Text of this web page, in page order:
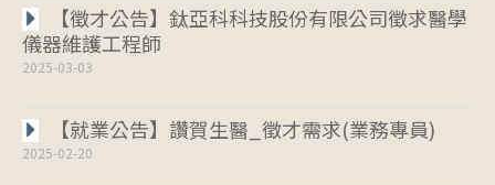
【徵才公告】鈦亞科科技股份有限公司徵求醫學
儀器維護工程師
2025-03-03
【就業公告】讚賀生醫_徵才需求(業務專員)
2025-02-20